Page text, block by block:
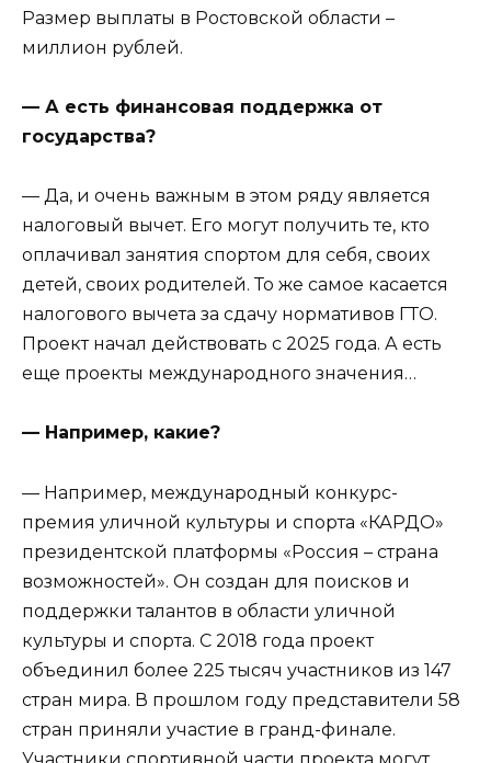
Размер выплаты в Ростовской области –
миллион рублей.
— А есть финансовая поддержка от
государства?
— Да, и очень важным в этом ряду является
налоговый вычет. Его могут получить те, кто
оплачивал занятия спортом для себя, своих
детей, своих родителей. То же самое касается
налогового вычета за сдачу нормативов ГТО.
Проект начал действовать с 2025 года. А есть
еще проекты международного значения…
— Например, какие?
— Например, международный конкурс-
премия уличной культуры и спорта «КАРДО»
президентской платформы «Россия – страна
возможностей». Он создан для поисков и
поддержки талантов в области уличной
культуры и спорта. С 2018 года проект
объединил более 225 тысяч участников из 147
стран мира. В прошлом году представители 58
стран приняли участие в гранд-финале.
Участники спортивной части проекта могут